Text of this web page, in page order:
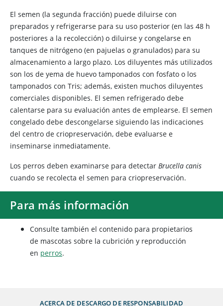
El semen (la segunda fracción) puede diluirse con
preparados y refrigerarse para su uso posterior (en las 48 h
posteriores a la recolección) o diluirse y congelarse en
tanques de nitrógeno (en pajuelas o granulados) para su
almacenamiento a largo plazo. Los diluyentes más utilizados
son los de yema de huevo tamponados con fosfato o los
tamponados con Tris; además, existen muchos diluyentes
comerciales disponibles. El semen refrigerado debe
calentarse para su evaluación antes de emplearse. El semen
congelado debe descongelarse siguiendo las indicaciones
del centro de criopreservación, debe evaluarse e
inseminarse inmediatamente.
Los perros deben examinarse para detectar Brucella canis
cuando se recolecta el semen para criopreservación.
Para más información
Consulte también el contenido para propietarios
de mascotas sobre la cubrición y reproducción
en perros.
ACERCA DE DESCARGO DE RESPONSABILIDAD